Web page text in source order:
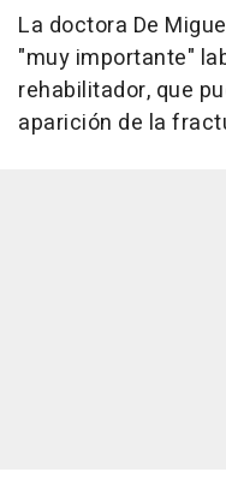
La doctora De
"muy importante"
rehabilitador, que
aparición de la